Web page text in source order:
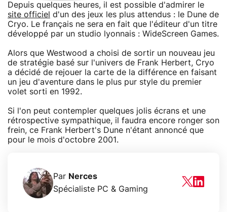
Depuis quelques heures, il est possible d'admirer le
site officiel d'un des jeux les plus attendus : le Dune de
Cryo. Le français ne sera en fait que l'éditeur d'un titre
développé par un studio lyonnais : WideScreen Games.
Alors que Westwood a choisi de sortir un nouveau jeu
de stratégie basé sur l'univers de Frank Herbert, Cryo
a décidé de rejouer la carte de la différence en faisant
un jeu d'aventure dans le plus pur style du premier
volet sorti en 1992.
Si l'on peut contempler quelques jolis écrans et une
rétrospective sympathique, il faudra encore ronger son
frein, ce Frank Herbert's Dune n'étant annoncé que
pour le mois d'octobre 2001.
Par Nerces
Spécialiste PC & Gaming